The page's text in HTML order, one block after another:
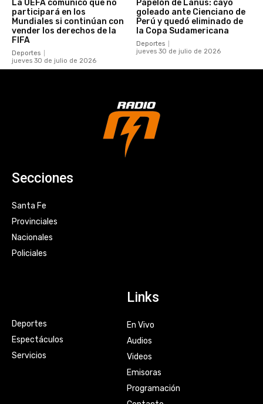
La UEFA comunicó que no
participará en los
Mundiales si continúan con
vender los derechos de la
FIFA
Deportes
jueves 30 de julio de 2026
Papelón de Lanús: cayó
goleado ante Cienciano de
Perú y quedó eliminado de
la Copa Sudamericana
Deportes
jueves 30 de julio de 2026
Secciones
Santa Fe
Provinciales
Nacionales
Policiales
Deportes
Espectáculos
Servicios
Links
En Vivo
Audios
Videos
Emisoras
Programación